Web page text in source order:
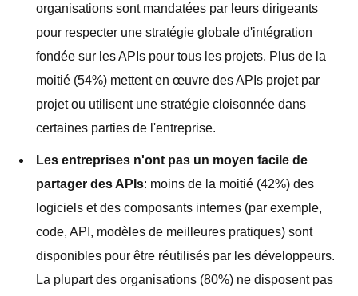
organisations sont mandatées par leurs dirigeants
pour respecter une stratégie globale d'intégration
fondée sur les APIs pour tous les projets. Plus de la
moitié (54%) mettent en œuvre des APIs projet par
projet ou utilisent une stratégie cloisonnée dans
certaines parties de l'entreprise.
Les entreprises n'ont pas un moyen facile de
partager des APIs: moins de la moitié (42%) des
logiciels et des composants internes (par exemple,
code, API, modèles de meilleures pratiques) sont
disponibles pour être réutilisés par les développeurs.
La plupart des organisations (80%) ne disposent pas